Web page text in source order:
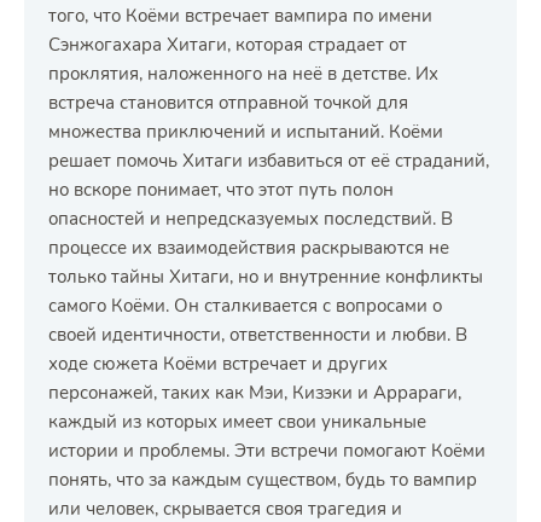
того, что Коёми встречает вампира по имени
Сэнжогахара Хитаги, которая страдает от
проклятия, наложенного на неё в детстве. Их
встреча становится отправной точкой для
множества приключений и испытаний. Коёми
решает помочь Хитаги избавиться от её страданий,
но вскоре понимает, что этот путь полон
опасностей и непредсказуемых последствий. В
процессе их взаимодействия раскрываются не
только тайны Хитаги, но и внутренние конфликты
самого Коёми. Он сталкивается с вопросами о
своей идентичности, ответственности и любви. В
ходе сюжета Коёми встречает и других
персонажей, таких как Мэи, Кизэки и Аррараги,
каждый из которых имеет свои уникальные
истории и проблемы. Эти встречи помогают Коёми
понять, что за каждым существом, будь то вампир
или человек, скрывается своя трагедия и